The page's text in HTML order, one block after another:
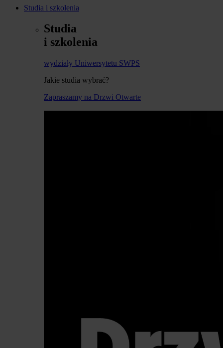
Studia i szkolenia
Studia
i szkolenia
wydziały Uniwersytetu SWPS
Jakie studia wybrać?
Zapraszamy na Drzwi Otwarte